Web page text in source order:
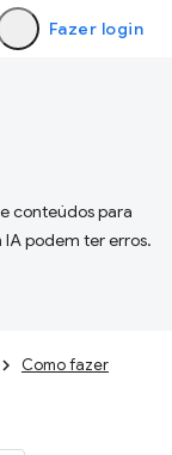
Fazer login
conteúdos para
podem ter erros.
Como fazer